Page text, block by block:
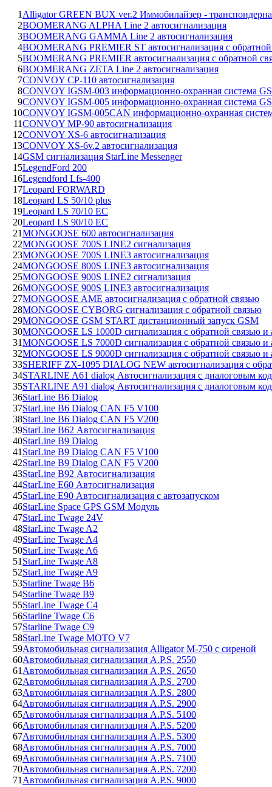
1 Alligator GREEN BUX ver.2 Иммобилайзер -
2BOOMERANG ALPHA Line 2 автосигнализация
3BOOMERANG GAMMA Line 2 автосигнализация
4BOOMERANG PREMIER ST автосигнализация с обратной
5BOOMERANG PREMIER автосигнализация с обратной
6BOOMERANG ZETA Line 2 автосигнализация
7CONVOY CP-110 автосигнализация
8CONVOY IGSM-003 информационно-охранная система
9CONVOY IGSM-005 информационно-охранная система
10CONVOY IGSM-005CAN информационно-охранная
11CONVOY MP-90 автосигнализация
12CONVOY XS-6 автосигнализация
13CONVOY XS-6v.2 автосигнализация
14GSM сигнализация StarLine Messenger
15LegendFord 200
16Legendford Lfs-400
17Leopard FORWARD
18Leopard LS 50/10 plus
19Leopard LS 70/10 EC
20Leopard LS 90/10 EC
21MONGOOSE 600 автосигнализация
22MONGOOSE 700S LINE2 сигнализация
23MONGOOSE 700S LINE3 автосигнализация
24MONGOOSE 800S LINE3 автосигнализация
25MONGOOSE 900S LINE2 сигнализация
26MONGOOSE 900S LINE3 автосигнализация
27MONGOOSE AME автосигнализация с обратной связью
28MONGOOSE CYBORG сигнализация с обратной связью
29MONGOOSE GSM START дистанционный запуск GSM
30MONGOOSE LS 1000D сигнализация с обратной связью и
31MONGOOSE LS 7000D сигнализация с обратной связью и
32MONGOOSE LS 9000D сигнализация с обратной связью и
33SHERIFF ZX-1095 DIALOG NEW автосигнализация с
34STARLINE A61 dialog Автосигнализация с диалоговым
35STARLINE A91 dialog Автосигнализация с диалоговым
36StarLine B6 Dialog
37StarLine B6 Dialog CAN F5 V100
38StarLine B6 Dialog CAN F5 V200
39StarLine B62 Автосигнализация
40StarLine B9 Dialog
41 StarLine B9 Dialog CAN F5 V100
42StarLine B9 Dialog CAN F5 V200
43StarLine B92 Автосигнализация
44StarLine E60 Автосигнализация
45StarLine E90 Автосигнализация с автозапуском
46StarLine Space GPS GSM Модуль
47StarLine Twage 24V
48StarLine Twage A2
49StarLine Twage A4
50StarLine Twage A6
51 StarLine Twage A8
52StarLine Twage A9
53Starline Twage B6
54Starline Twage B9
55StarLine Twage C4
56Starline Twage C6
57Starline Twage C9
58StarLine Twage MOTO V7
59Автомобильная сигнализация Alligator M-750 с сиреной
60Автомобильная сигнализация A.P.S. 2550
61 Автомобильная сигнализация A.P.S. 2650
62Автомобильная сигнализация A.P.S. 2700
63Автомобильная сигнализация A.P.S. 2800
64Автомобильная сигнализация A.P.S. 2900
65Автомобильная сигнализация A.P.S. 5100
66Автомобильная сигнализация A.P.S. 5200
67Автомобильная сигнализация A.P.S. 5300
68Автомобильная сигнализация A.P.S. 7000
69Автомобильная сигнализация A.P.S. 7100
70Автомобильная сигнализация A.P.S. 7200
71 Автомобильная сигнализация A.P.S. 9000